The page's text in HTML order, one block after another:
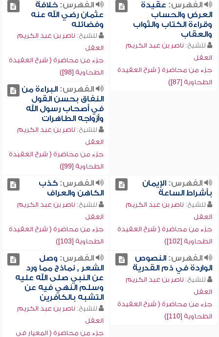
الفهرس: عقيدة
العرض والحساب
وقراءة الكتاب والثواب
والعقاب
للشيخ: ناصر بن عبد الكريم
العقل
جزء من محاضرة ( شرح العقيدة
الطحاوية [87])
الفهرس:خلافة
عثمان رضي الله عنه
وفضائله
للشيخ: ناصر بن عبد الكريم
العقل
جزء من محاضرة ( شرح العقيدة
الطحاوية [98])
الفهرس:البراءة من
النفاق بحسن القول
في أصحاب رسول الله
وأزواجه الطاهرات
للشيخ: ناصر بن عبد الكريم
العقل
جزء من محاضرة ( شرح العقيدة
الطحاوية [99])
الفهرس:الإيمان
بأشراط الساعة
للشيخ: ناصر بن عبد الكريم
العقل
جزء من محاضرة ( شرح العقيدة
الطحاوية [102])
الفهرس:كذب
الكاهن والعراف
للشيخ: ناصر بن عبد الكريم
العقل
جزء من محاضرة ( شرح العقيدة
الطحاوية [103])
الفهرس:النصوص
الواردة في ذم القدرية
للشيخ: ناصر بن عبد الكريم
العقل
جزء من محاضرة ( شرح العقيدة
الطحاوية [110])
الفهرس: وصل
الشعر , نماذج مما ورد
عن النبي صلى الله عليه
وسلم النهي فيه عن
التشبه بالكافرين
للشيخ: ناصر بن عبد الكريم
العقل
جزء من محاضرة ( المعيار في